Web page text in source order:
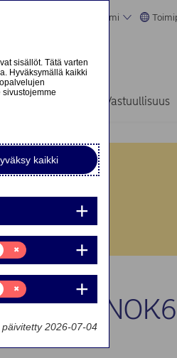
Suomi
Vastuullisuus
sisällöt. Tätä varten
Hyväksymällä kaikki
kaikki
päivitetty 2026-07-04